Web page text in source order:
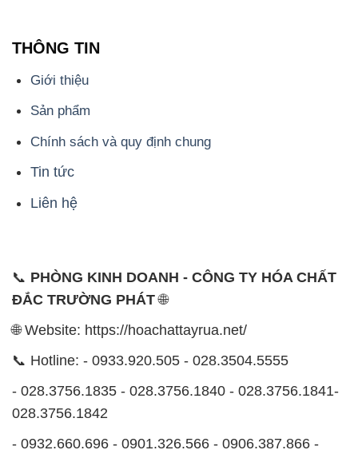
THÔNG TIN
Giới thiệu
Sản phẩm
Chính sách và quy định chung
Tin tức
Liên hệ
📞 PHÒNG KINH DOANH - CÔNG TY HÓA CHẤT
ĐẮC TRƯỜNG PHÁT🌐
🌐 Website: https://hoachattayrua.net/
📞 Hotline: - 0933.920.505 - 028.3504.5555
- 028.3756.1835 - 028.3756.1840 - 028.3756.1841-
028.3756.1842
- 0932.660.696 - 0901.326.566 - 0906.387.866 -